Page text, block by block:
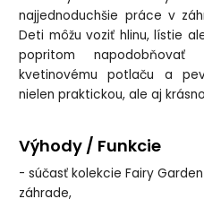
najjednoduchšie práce v
Deti môžu voziť hlinu, lístie
popritom napodobňovať
kvetinovému potlaču a
nielen praktickou, ale aj
Výhody / Funkcie
- súčasť kolekcie Fairy
záhrade,